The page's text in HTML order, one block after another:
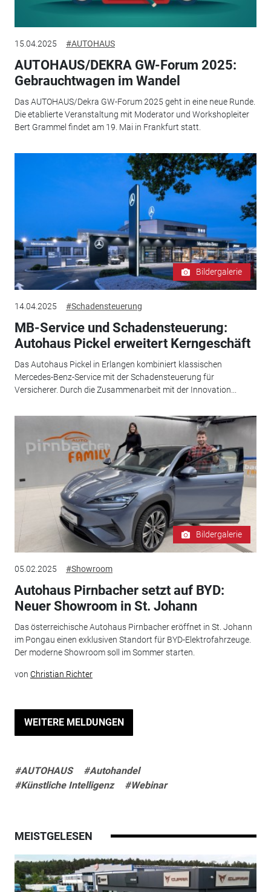
15.04.2025 #AUTOHAUS
AUTOHAUS/DEKRA GW-Forum 2025:
Gebrauchtwagen im Wandel
Das AUTOHAUS/Dekra GW-Forum 2025 geht in eine neue Runde.
Die etablierte Veranstaltung mit Moderator und Workshopleiter
Bert Grammel findet am 19. Mai in Frankfurt statt.
Bildergalerie
14.04.2025 #Schadensteuerung
MB-Service und Schadensteuerung:
Autohaus Pickel erweitert Kerngeschäft
Das Autohaus Pickel in Erlangen kombiniert klassischen
Mercedes-Benz-Service mit der Schadensteuerung für
Versicherer. Durch die Zusammenarbeit mit der Innovation...
Bildergalerie
05.02.2025 #Showroom
Autohaus Pirnbacher setzt auf BYD:
Neuer Showroom in St. Johann
Das österreichische Autohaus Pirnbacher eröffnet in St. Johann
im Pongau einen exklusiven Standort für BYD-Elektrofahrzeuge.
Der moderne Showroom soll im Sommer starten.
von Christian Richter
WEITERE MELDUNGEN
#AUTOHAUS
#Autohandel
#Künstliche Intelligenz
#Webinar
MEISTGELESEN